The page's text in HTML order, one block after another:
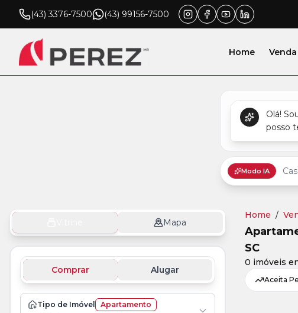
(43) 3376-7500 (43) 99156-7500
Home Venda
Mapa
Comprar Alugar
Tipo de Imóvel
Apartamento
Home /
SC
0 imóveis
Aceita